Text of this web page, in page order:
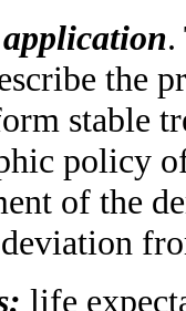
.
the
stable
policy
of the
life